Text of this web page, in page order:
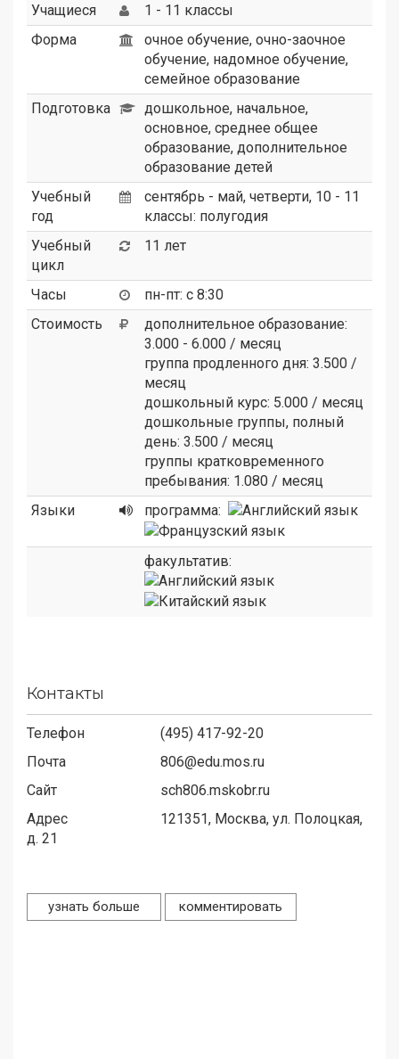
Учащиеся
1 - 11 классы
Форма
очное обучение, очно-заочное
обучение, надомное обучение,
семейное образование
Подготовка
дошкольное, начальное,
основное, среднее общее
образование, дополнительное
образование детей
Учебный
год
сентябрь - май, четверти, 10 - 11
классы: полугодия
Учебный
цикл
11 лет
Часы
пн-пт: с 8:30
Стоимость
дополнительное образование:
3.000 - 6.000 / месяц
группа продленного дня: 3.500 /
месяц
дошкольный курс: 5.000 / месяц
дошкольные группы, полный
день: 3.500 / месяц
группы кратковременного
пребывания: 1.080 / месяц
Языки
программа:
факультатив:
Контакты
Телефон
(495) 417-92-20
Почта
806@edu.mos.ru
Сайт
sch806.mskobr.ru
Адрес
121351, Москва, ул. Полоцкая,
д. 21
узнать больше комментировать